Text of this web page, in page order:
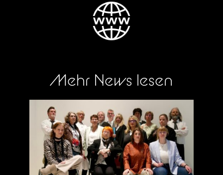
Mehr News lesen